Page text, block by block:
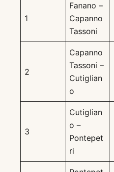
1
Fanano –
Capanno
Tassoni
2
Capanno
Tassoni –
Cutiglian
o
3
Cutiglian
o –
Pontepet
ri